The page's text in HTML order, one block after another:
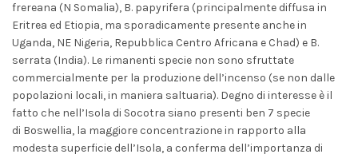
frereana (N Somalia), B. papyrifera (principalmente diffusa in
Eritrea ed Etiopia, ma sporadicamente presente anche in
Uganda, NE Nigeria, Repubblica Centro Africana e Chad) e B.
serrata (India). Le rimanenti specie non sono sfruttate
commercialmente per la produzione dell’incenso (se non dalle
popolazioni locali, in maniera saltuaria). Degno di interesse è il
fatto che nell’Isola di Socotra siano presenti ben 7 specie
di Boswellia, la maggiore concentrazione in rapporto alla
modesta superficie dell’Isola, a conferma dell’importanza di